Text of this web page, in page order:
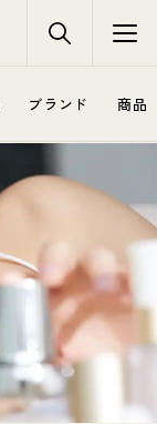
ブランド 商品